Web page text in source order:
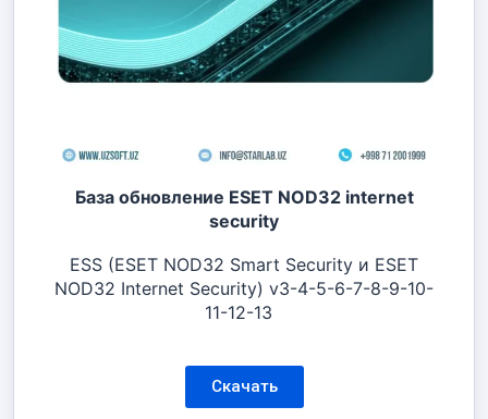
База обновление ESET NOD32 internet
security
ESS (ESET NOD32 Smart Security и ESET
NOD32 Internet Security) v3-4-5-6-7-8-9-10-
11-12-13
Скачать